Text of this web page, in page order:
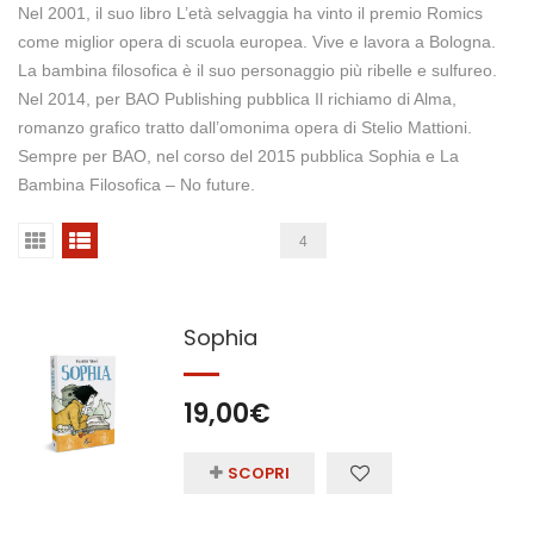
Nel 2001, il suo libro L’età selvaggia ha vinto il premio Romics
come miglior opera di scuola europea. Vive e lavora a Bologna.
La bambina filosofica è il suo personaggio più ribelle e sulfureo.
Nel 2014, per BAO Publishing pubblica Il richiamo di Alma,
romanzo grafico tratto dall’omonima opera di Stelio Mattioni.
Sempre per BAO, nel corso del 2015 pubblica Sophia e La
Bambina Filosofica – No future.
4
Sophia
19,00€
SCOPRI